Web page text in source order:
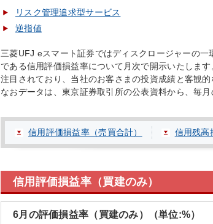
リスク管理追求型サービス
逆指値
三菱UFJ eスマート証券ではディスクロージャーの
である信用評価損益率について月次で開示いたしま
注目されており、当社のお客さまの投資成績と客観
なおデータは、東京証券取引所の公表資料から、毎月
信用評価損益率（売買合計） 信用残高
信用評価損益率（買建のみ）
6月の評価損益率（買建のみ）（単位:%）